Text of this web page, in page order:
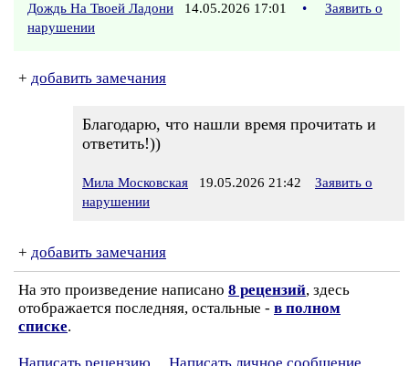
Дождь На Твоей Ладони 14.05.2026 17:01 •
Заявить о
нарушении
+ добавить замечания
Благодарю, что нашли время прочитать и
ответить!))
Мила Московская 19.05.2026 21:42
Заявить о
нарушении
+ добавить замечания
На это произведение написано 8 рецензий, здесь
отображается последняя, остальные - в полном
списке.